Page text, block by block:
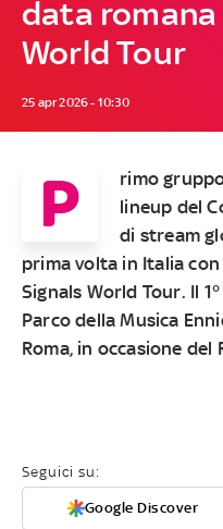
data romana
World Tour
25 apr 2026 - 10:30
P
rimo
lineup del
di stream
prima volta in Italia
Signals World Tour. Il
Parco della Musica
Roma, in occasione del
Seguici su:
Google Discover